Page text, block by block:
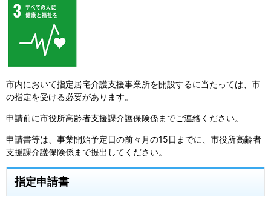
市内において指定居宅介護支援事業所を開設するに当たっては、市
の指定を受ける必要があります。
申請前に市役所高齢者支援課介護保険係までご連絡ください。
申請書等は、事業開始予定日の前々月の15日までに、市役所高齢者
支援課介護保険係まで提出してください。
指定申請書